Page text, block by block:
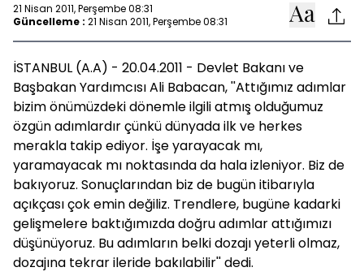
21 Nisan 2011, Perşembe 08:31
Güncelleme : 21 Nisan 2011, Perşembe 08:31
İSTANBUL (A.A) - 20.04.2011 - Devlet Bakanı ve
Başbakan Yardımcısı Ali Babacan, ''Attığımız adımlar
bizim önümüzdeki dönemle ilgili atmış olduğumuz
özgün adımlardır çünkü dünyada ilk ve herkes
merakla takip ediyor. İşe yarayacak mı,
yaramayacak mı noktasında da hala izleniyor. Biz de
bakıyoruz. Sonuçlarından biz de bugün itibarıyla
açıkçası çok emin değiliz. Trendlere, bugüne kadarki
gelişmelere baktığımızda doğru adımlar attığımızı
düşünüyoruz. Bu adımların belki dozajı yeterli olmaz,
dozajına tekrar ileride bakılabilir'' dedi.